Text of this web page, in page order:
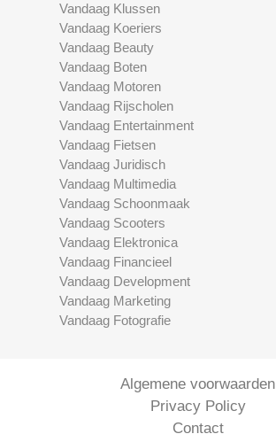
Vandaag Klussen
Vandaag Koeriers
Vandaag Beauty
Vandaag Boten
Vandaag Motoren
Vandaag Rijscholen
Vandaag Entertainment
Vandaag Fietsen
Vandaag Juridisch
Vandaag Multimedia
Vandaag Schoonmaak
Vandaag Scooters
Vandaag Elektronica
Vandaag Financieel
Vandaag Development
Vandaag Marketing
Vandaag Fotografie
Algemene voorwaarden
Privacy Policy
Contact